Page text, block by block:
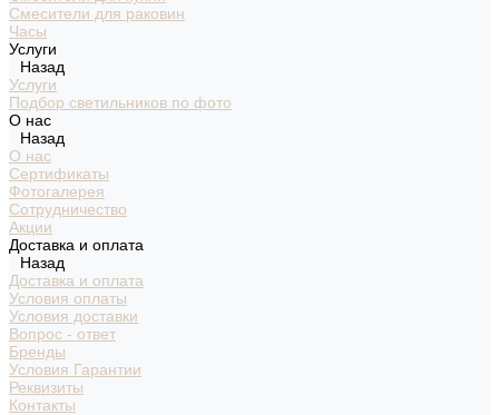
Смесители для раковин
Часы
Услуги
Назад
Услуги
Подбор светильников по фото
О нас
Назад
О нас
Сертификаты
Фотогалерея
Сотрудничество
Акции
Доставка и оплата
Назад
Доставка и оплата
Условия оплаты
Условия доставки
Вопрос - ответ
Бренды
Условия Гарантии
Реквизиты
Контакты